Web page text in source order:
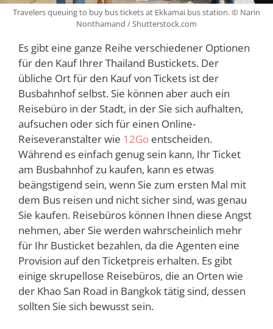
Travelers queuing to buy bus tickets at Ekkamai bus station. © Narin
Nonthamand / Shutterstock.com
Es gibt eine ganze Reihe verschiedener Optionen
für den Kauf Ihrer Thailand Bustickets. Der
übliche Ort für den Kauf von Tickets ist der
Busbahnhof selbst. Sie können aber auch ein
Reisebüro in der Stadt, in der Sie sich aufhalten,
aufsuchen oder sich für einen Online-
Reiseveranstalter wie 12Go entscheiden.
Während es einfach genug sein kann, Ihr Ticket
am Busbahnhof zu kaufen, kann es etwas
beängstigend sein, wenn Sie zum ersten Mal mit
dem Bus reisen und nicht sicher sind, was genau
Sie kaufen. Reisebüros können Ihnen diese Angst
nehmen, aber Sie werden wahrscheinlich mehr
für Ihr Busticket bezahlen, da die Agenten eine
Provision auf den Ticketpreis erhalten. Es gibt
einige skrupellose Reisebüros, die an Orten wie
der Khao San Road in Bangkok tätig sind, dessen
sollten Sie sich bewusst sein.